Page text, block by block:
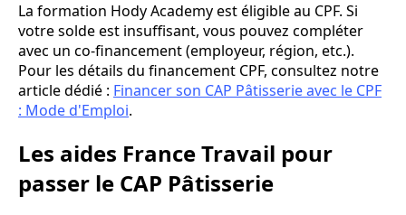
La formation Hody Academy est éligible au CPF. Si
votre solde est insuffisant, vous pouvez compléter
avec un co-financement (employeur, région, etc.).
Pour les détails du financement CPF, consultez notre
article dédié : Financer son CAP Pâtisserie avec le CPF
: Mode d'Emploi.
Les aides France Travail pour
passer le CAP Pâtisserie